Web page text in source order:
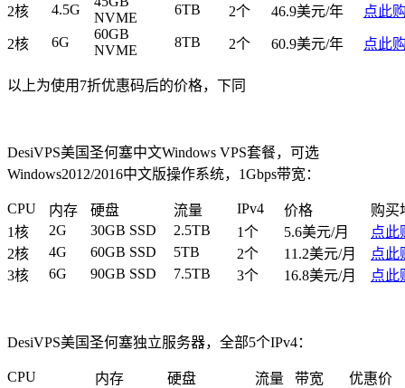
2核 4.5G
NVME
6TB 2个 46.9美元/年 点此
2核 6G
60GB
NVME
8TB 2个 60.9美元/年 点此
以上为使用7折优惠码后的价格，下同
DesiVPS美国圣何塞中文Windows VPS套餐，可选
Windows2012/2016中文版操作系统，1Gbps带宽：
CPU 内存 硬盘 流量 IPv4 价格
购买
1核
2G 30GB SSD 2.5TB 1个 5.6美元/月
点此
2核
4G 60GB SSD 5TB 2个 11.2美元/月
点此
3核
6G 90GB SSD 7.5TB 3个 16.8美元/月 点此
DesiVPS美国圣何塞独立服务器，全部5个IPv4：
CPU 内存 硬盘 流量 带宽
优惠价